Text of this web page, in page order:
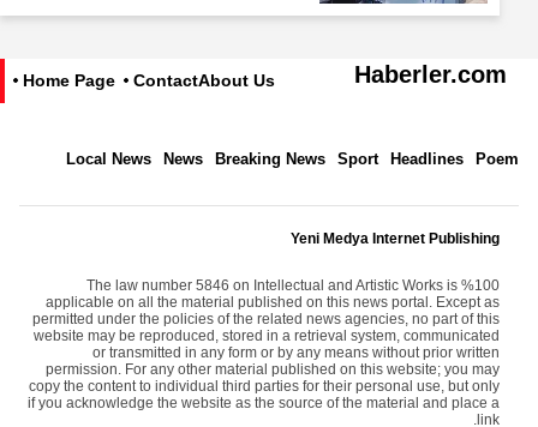
Haberler.com
About Us
Contact
Home Page
Poem
Headlines
Sport
Breaking News
News
Local News
Yeni Medya Internet Publishing
The law number 5846 on Intellectual and Artistic Works is %100
applicable on all the material published on this news portal. Except as
permitted under the policies of the related news agencies, no part of this
website may be reproduced, stored in a retrieval system, communicated
or transmitted in any form or by any means without prior written
permission. For any other material published on this website; you may
copy the content to individual third parties for their personal use, but only
if you acknowledge the website as the source of the material and place a
link.